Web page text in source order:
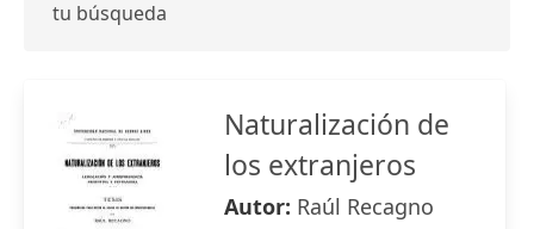
tu búsqueda
Naturalización de
los extranjeros
Autor: Raúl Recagno